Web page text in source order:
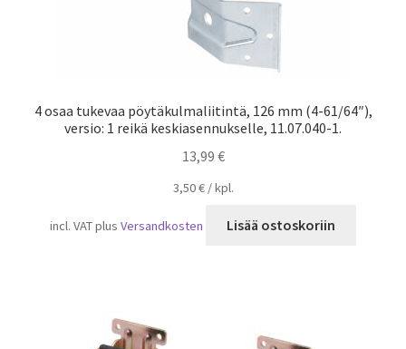
4 osaa tukevaa pöytäkulmaliitintä, 126 mm (4-61/64″),
versio: 1 reikä keskiasennukselle, 11.07.040-1.
13,99 €
3,50€/kpl.
incl. VATplusVersandkosten Lisää ostoskoriin